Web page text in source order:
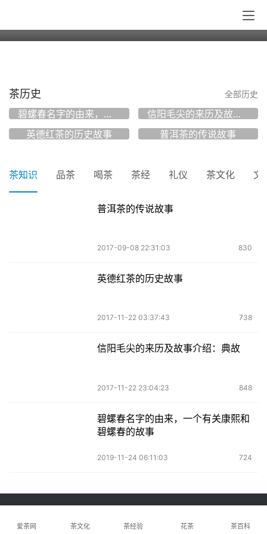
茶历史 全部历史
碧螺春名字的由来，一个有关康熙和碧螺春的故事
信阳毛尖的来历及故事介绍：典故
英德红茶的历史故事
普洱茶的传说故事
茶知识 品茶 喝茶 茶经 礼仪 茶文化 文
普洱茶的传说故事
2017-09-08 22:31:03 830
英德红茶的历史故事
2017-11-22 03:37:43 738
信阳毛尖的来历及故事介绍：典故
2017-11-22 23:04:23 848
碧螺春名字的由来，一个有关康熙和
碧螺春的故事
2019-11-24 06:11:03 724
爱茶网 茶文化 茶经验 花茶 茶百科